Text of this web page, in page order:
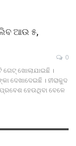
ଆଉ ୫,
0
ଗେଟ୍‌ ଖୋଲାଯାଇଛି ।
ଦେଖାଦେଇଛି । ହୀରାକୁଦ
ହେଉଥିବା ବେଳେ